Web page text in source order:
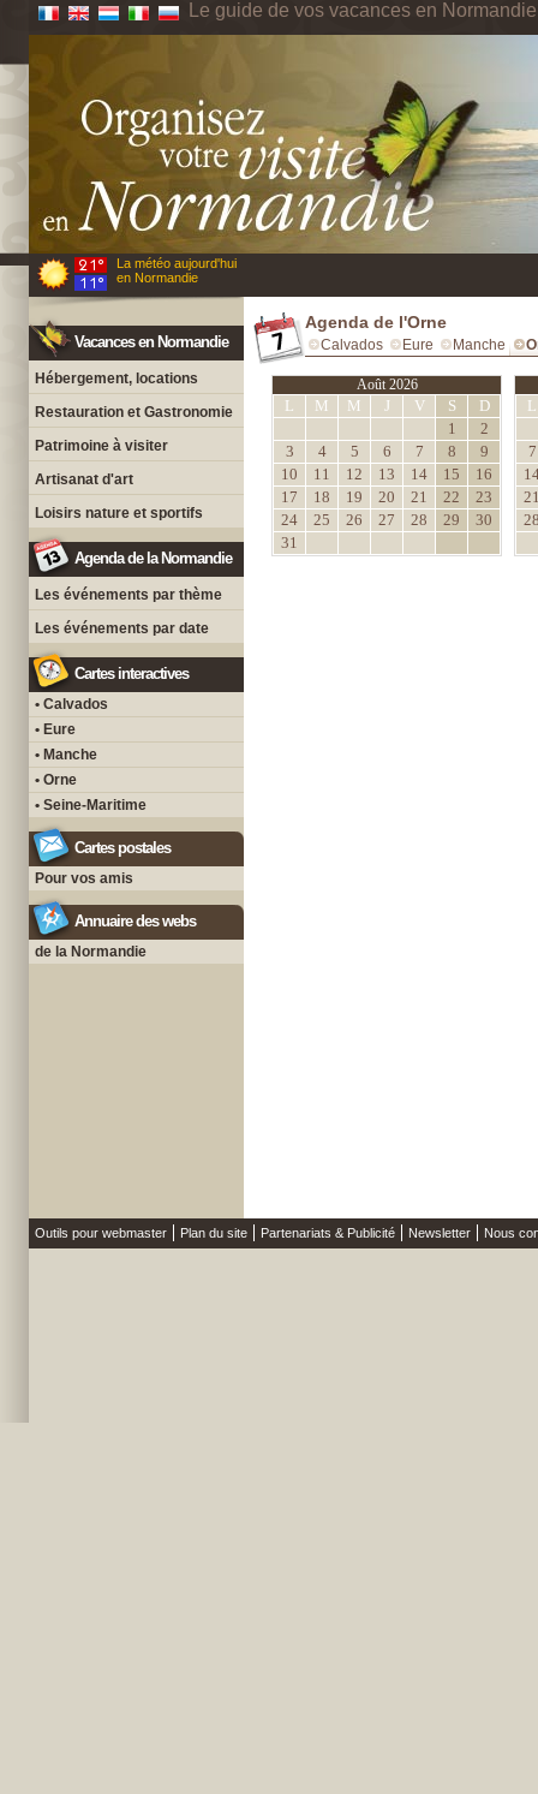
Le guide de vos vacances en Normandie
La météo aujourd'hui
en Normandie
Vacances en Normandie
Hébergement, locations
Restauration et Gastronomie
Patrimoine à visiter
Artisanat d'art
Loisirs nature et sportifs
Agenda de la Normandie
Les événements par thème
Les événements par date
Cartes interactives
• Calvados
• Eure
• Manche
• Orne
• Seine-Maritime
Cartes postales
Pour vos amis
Annuaire des webs
de la Normandie
Agenda de l'Orne
Calvados Eure Manche
Août 2026
L M M J V S
D
1
2
3
4 5 6 7 8
9
10
11 12 13 14 15
16
17
18 19 20 21 22
23
24
25 26 27 28 29
30
31
L
7
Outils pour webmaster Plan du site Partenariats & Publicité Newsletter Nous